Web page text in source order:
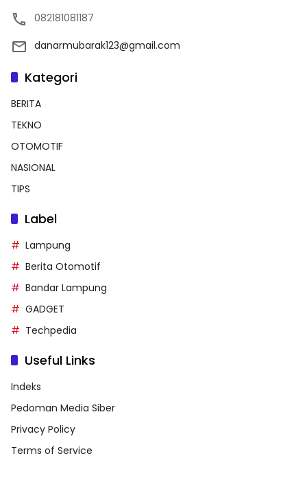
082181081187
danarmubarak123@gmail.com
Kategori
BERITA
TEKNO
OTOMOTIF
NASIONAL
TIPS
Label
Lampung
Berita Otomotif
Bandar Lampung
GADGET
Techpedia
Useful Links
Indeks
Pedoman Media Siber
Privacy Policy
Terms of Service